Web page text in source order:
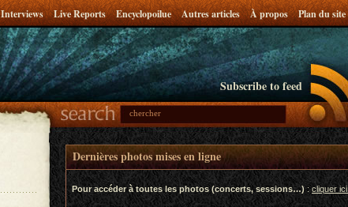
Interviews Live Reports Encyclopoilue Autres articles À propos Plan du site
Subscribe to feed
Dernières photos mises en ligne
Pour accéder à toutes les photos (concerts, sessions…):cliquer ici